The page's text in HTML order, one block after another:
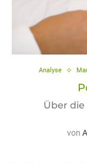
Analyse
Über
von